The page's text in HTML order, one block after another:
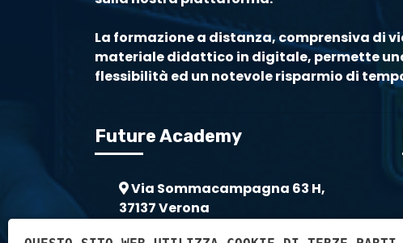
La formazione a distanza, comprensiva di
materiale didattico in digitale, permette
flessibilità ed un notevole risparmio di
Future Academy
Via Sommacampagna 63 H,
37137 Verona
0455118822